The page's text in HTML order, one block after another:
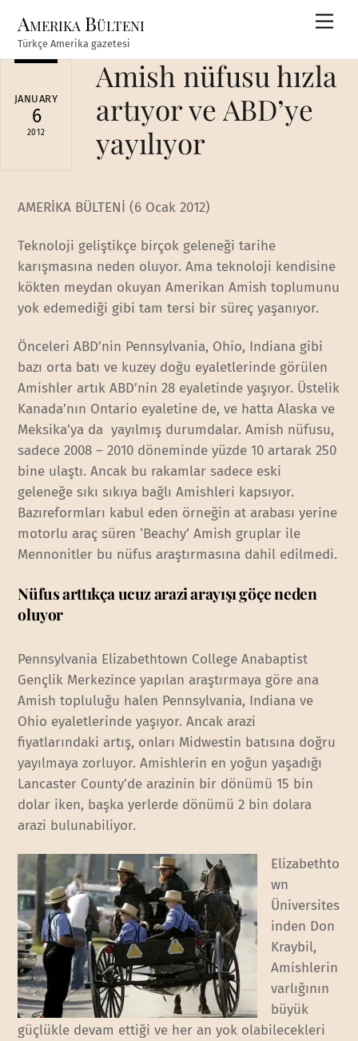
content
Amerika Bülteni
Türkçe Amerika gazetesi
JANUARY
6
2012
Amish nüfusu hızla
artıyor ve ABD’ye
yayılıyor
AMERİKA BÜLTENİ (6 Ocak 2012)
Teknoloji geliştikçe birçok geleneği tarihe
karışmasına neden oluyor. Ama teknoloji kendisine
kökten meydan okuyan Amerikan Amish toplumunu
yok edemediği gibi tam tersi bir süreç yaşanıyor.
Önceleri ABD’nin Pennsylvania, Ohio, Indiana gibi
bazı orta batı ve kuzey doğu eyaletlerinde görülen
Amishler artık ABD’nin 28 eyaletinde yaşıyor. Üstelik
Kanada’nın Ontario eyaletine de, ve hatta Alaska ve
Meksika’ya da yayılmış durumdalar. Amish nüfusu,
sadece 2008 – 2010 döneminde yüzde 10 artarak 250
bine ulaştı. Ancak bu rakamlar sadece eski
geleneğe sıkı sıkıya bağlı Amishleri kapsıyor.
Bazıreformları kabul eden örneğin at arabası yerine
motorlu araç süren ‘Beachy’ Amish gruplar ile
Mennonitler bu nüfus araştırmasına dahil edilmedi.
Nüfus arttıkça ucuz arazi arayışı göçe neden
oluyor
Pennsylvania Elizabethtown College Anabaptist
Gençlik Merkezince yapılan araştırmaya göre ana
Amish topluluğu halen Pennsylvania, Indiana ve
Ohio eyaletlerinde yaşıyor. Ancak arazi
fiyatlarındaki artış, onları Midwestin batısına doğru
yayılmaya zorluyor. Amishlerin en yoğun yaşadığı
Lancaster County’de arazinin bir dönümü 15 bin
dolar iken, başka yerlerde dönümü 2 bin dolara
arazi bulunabiliyor.
Elizabethto
wn
Üniversites
inden Don
Kraybil,
Amishlerin
varlığının
büyük
güçlükle devam ettiği ve her an yok olabilecekleri